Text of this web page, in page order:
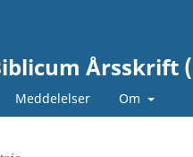
Årsskrift
Meddelelser Om